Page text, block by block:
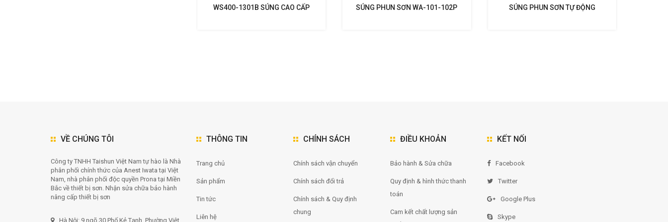
WS400-1301B SÚNG CAO CẤP
SÚNG PHUN SƠN WA-101-102P
SÚNG PHUN SƠN TỰ ĐỘNG
VỀ CHÚNG TÔI
Công ty TNHH Taishun Việt Nam tự hào là Nhà
phân phối chính thức của Anest Iwata tại Việt
Nam, nhà phân phối độc quyền Prona tại Miền
Bắc về thiết bị sơn. Nhận sửa chữa bảo hành
nâng cấp thiết bị sơn
Hà Nội: 9 ngõ 30 Phố Kẻ Tạnh, Phường Việt
THÔNG TIN
Trang chủ
Sản phẩm
Tin tức
Liên hệ
CHÍNH SÁCH
Chính sách vận chuyển
Chính sách đổi trả
Chính sách & Quy định
chung
ĐIỀU KHOẢN
Bảo hành & Sửa chữa
Quy định & hình thức thanh
toán
Cam kết chất lượng sản
KẾT NỐI
Facebook
Twitter
Google Plus
Skype